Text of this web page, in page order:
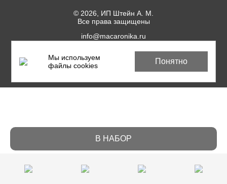
В НАБОР
© 2026, ИП Штейн А. М.
Все права защищены
info@macaronika.ru
Пользовательское соглашение
Политика пищевой безопасности
Мы используем
файлы cookies
Понятно